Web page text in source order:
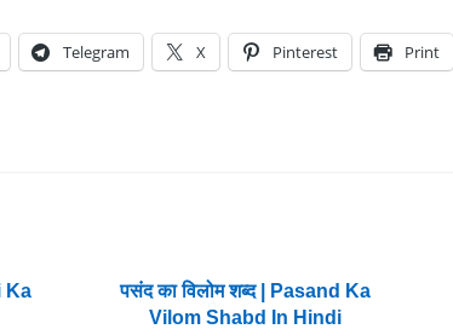
Telegram X Pinterest Print
Ka
पसंद का विलोम शब्द | Pasand Ka
Vilom Shabd In Hindi